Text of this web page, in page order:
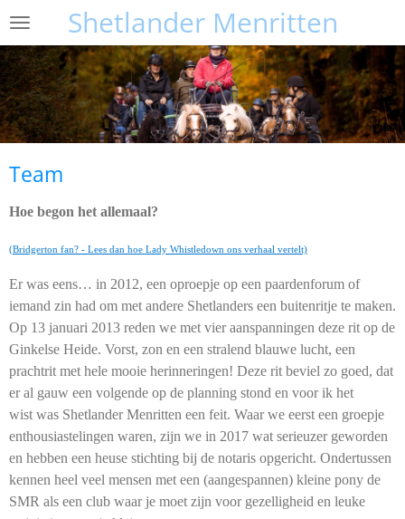
Ga
naar
de
hoofdinhoud
Shetlander Menritten
Team
Hoe begon het allemaal?
(Bridgerton fan? - Lees dan hoe Lady Whistledown ons verhaal vertelt)
Er was eens… in 2012, een oproepje op een paardenforum of
iemand zin had om met andere Shetlanders een buitenritje te maken.
Op 13 januari 2013 reden we met vier aanspanningen deze rit op de
Ginkelse Heide. Vorst, zon en een stralend blauwe lucht, een
prachtrit met hele mooie herinneringen! Deze rit beviel zo goed, dat
er al gauw een volgende op de planning stond en voor ik het
wist was Shetlander Menritten een feit. Waar we eerst een groepje
enthousiastelingen waren, zijn we in 2017 wat serieuzer geworden
en hebben een heuse stichting bij de notaris opgericht. Ondertussen
kennen heel veel mensen met een (aangespannen) kleine pony de
SMR als een club waar je moet zijn voor gezelligheid en leuke